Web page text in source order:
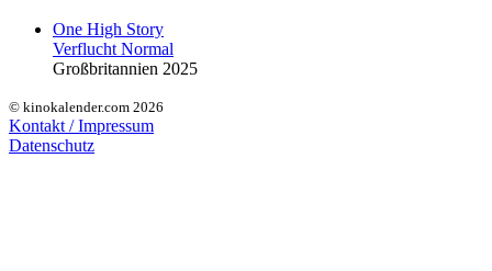
One High Story
Verflucht Normal
Großbritannien 2025
© kinokalender.com 2026
Kontakt / Impressum
Datenschutz